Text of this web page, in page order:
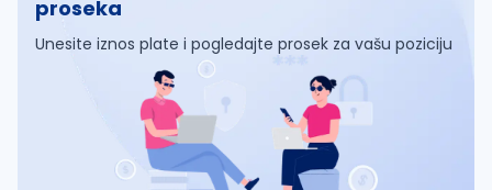
proseka
Unesite iznos plate i pogledajte prosek za vašu poziciju